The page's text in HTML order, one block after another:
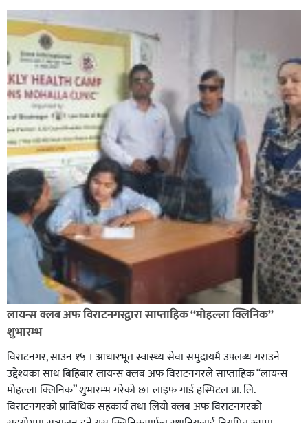
लायन्स क्लब अफ विराटनगरद्वारा साप्ताहिक “मोहल्ला क्लिनिक”
शुभारम्भ
विराटनगर, साउन १५ । आधारभूत स्वास्थ्य सेवा समुदायमै उपलब्ध गराउने
उद्देश्यका साथ बिहिबार लायन्स क्लब अफ विराटनगरले साप्ताहिक “लायन्स
मोहल्ला क्लिनिक” शुभारम्भ गरेकाे छ। लाइफ गार्ड हस्पिटल प्रा. लि.
विराटनगरको प्राविधिक सहकार्य तथा लियो क्लब अफ विराटनगरको